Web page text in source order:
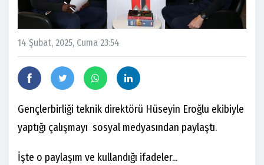
14 Şubat, 2025, Cuma 23:54
Gençlerbirliği teknik direktörü Hüseyin Eroğlu ekibiyle
yaptığı çalışmayı sosyal medyasından paylaştı.
İşte o paylaşım ve kullandığı ifadeler...